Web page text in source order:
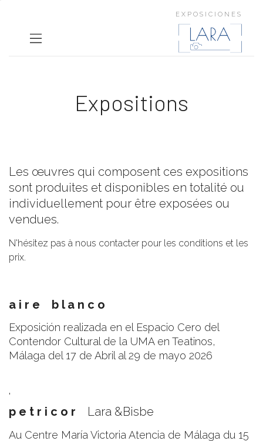
EXPOSICIONES
Expositions
Les œuvres qui composent ces expositions
sont produites et disponibles en totalité ou
individuellement pour être exposées ou
vendues.
N'hésitez pas à nous contacter pour les conditions et les
prix.
a i r e b l a n c o
Exposición realizada en el Espacio Cero del
Contendor Cultural de la UMA en Teatinos,
Málaga del 17 de Abril al 29 de mayo 2026
'
p e t r i c o r Lara &Bisbe
Au Centre María Victoria Atencia de Málaga du 15